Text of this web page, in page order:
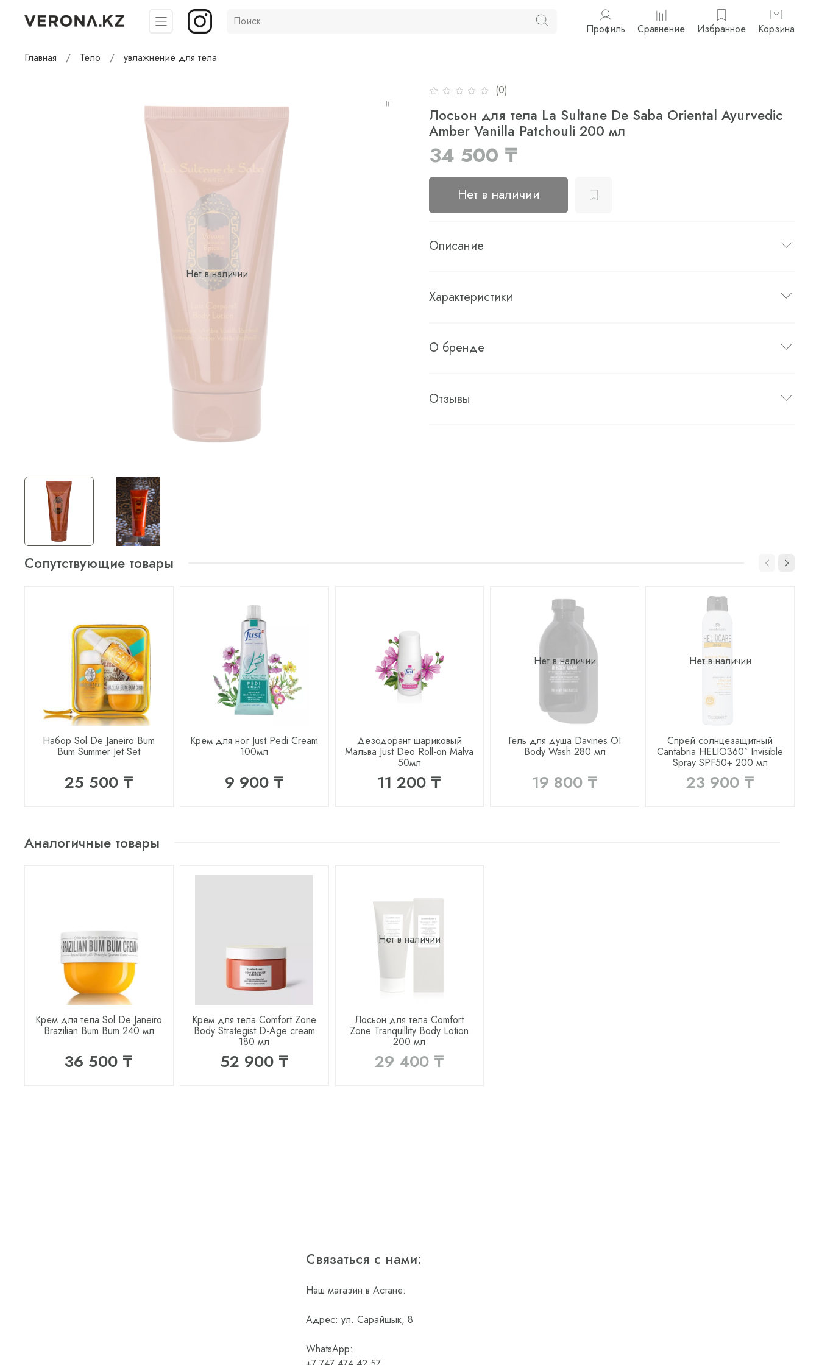
Профиль Сравнение Избранное Корзина
Главная Тело увлажнение для тела
Нет в наличии
(0)
Лосьон для тела La Sultane De Saba Oriental Ayurvedic
Amber Vanilla Patchouli 200 мл
34 500 ₸
Нет в наличии
Описание
Характеристики
О бренде
Отзывы
Сопутствующие товары
Набор Sol De Janeiro Bum
Bum Summer Jet Set
25 500 ₸
Крем для ног Just Pedi Cream
100мл
9 900 ₸
Дезодорант шариковый
Мальва Just Deo Roll-on Malva
50мл
11 200 ₸
Нет в наличии
Гель для душа Davines OI
Body Wash 280 мл
19 800 ₸
Нет в наличии
Спрей солнцезащитный
Cantabria HELIO360` Invisible
Spray SPF50+ 200 мл
23 900 ₸
Аналогичные товары
Крем для тела Sol De Janeiro
Brazilian Bum Bum 240 мл
36 500 ₸
Крем для тела Comfort Zone
Body Strategist D-Age cream
180 мл
52 900 ₸
Нет в наличии
Лосьон для тела Comfort
Zone Tranquillity Body Lotion
200 мл
29 400 ₸
Связаться с нами:
Наш магазин в Астане:
Адрес: ул. Сарайшык, 8
WhatsApp: